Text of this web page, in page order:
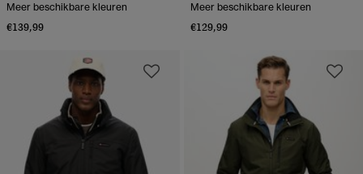
Meer beschikbare kleuren
€139,99
Meer beschikbare kleuren
€129,99